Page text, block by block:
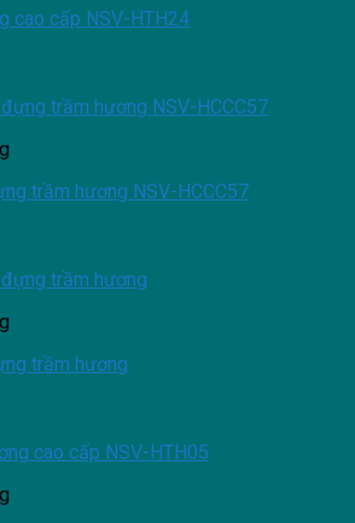
cao cấp NSV-HTH24
trầm hương NSV-HCCC57
trầm hương